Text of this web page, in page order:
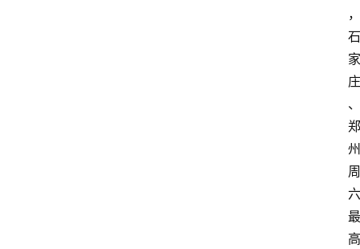
，
石
家
庄
、
郑
州
周
六
最
高